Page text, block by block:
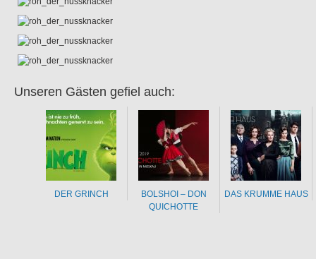
Unseren Gästen gefiel auch:
DER GRINCH
BOLSHOI – DON
QUICHOTTE
DAS KRUMME HAUS